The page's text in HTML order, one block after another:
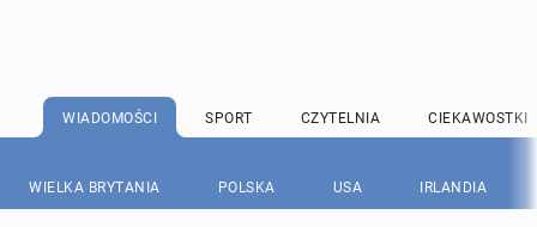
WIADOMOŚCI SPORT CZYTELNIA CIEKAWOSTKI
WIELKA BRYTANIA POLSKA USA IRLANDIA